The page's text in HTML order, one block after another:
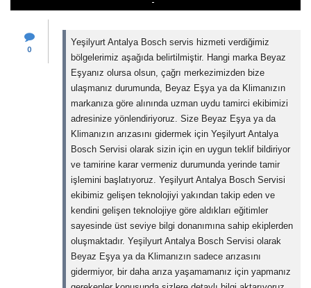
0
Yeşilyurt Antalya Bosch servis hizmeti verdiğimiz
bölgelerimiz aşağıda belirtilmiştir. Hangi marka Beyaz
Eşyanız olursa olsun, çağrı merkezimizden bize
ulaşmanız durumunda, Beyaz Eşya ya da Klimanızın
markanıza göre alınında uzman uydu tamirci ekibimizi
adresinize yönlendiriyoruz. Size Beyaz Eşya ya da
Klimanızın arızasını gidermek için Yeşilyurt Antalya
Bosch Servisi olarak sizin için en uygun teklif bildiriyor
ve tamirine karar vermeniz durumunda yerinde tamir
işlemini başlatıyoruz. Yeşilyurt Antalya Bosch Servisi
ekibimiz gelişen teknolojiyi yakından takip eden ve
kendini gelişen teknolojiye göre aldıkları eğitimler
sayesinde üst seviye bilgi donanımına sahip ekiplerden
oluşmaktadır. Yeşilyurt Antalya Bosch Servisi olarak
Beyaz Eşya ya da Klimanızın sadece arızasını
gidermiyor, bir daha arıza yaşamamanız için yapmanız